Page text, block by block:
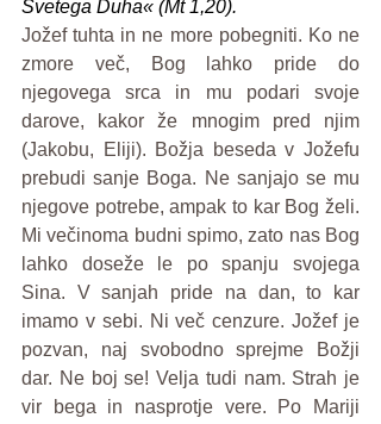
Svetega Duha« (Mt 1,20).
Jožef tuhta in ne more pobegniti. Ko ne
zmore več, Bog lahko pride do
njegovega srca in mu podari svoje
darove, kakor že mnogim pred njim
(Jakobu, Eliji). Božja beseda v Jožefu
prebudi sanje Boga. Ne sanjajo se mu
njegove potrebe, ampak to kar Bog želi.
Mi večinoma budni spimo, zato nas Bog
lahko doseže le po spanju svojega
Sina. V sanjah pride na dan, to kar
imamo v sebi. Ni več cenzure. Jožef je
pozvan, naj svobodno sprejme Božji
dar. Ne boj se! Velja tudi nam. Strah je
vir bega in nasprotje vere. Po Mariji